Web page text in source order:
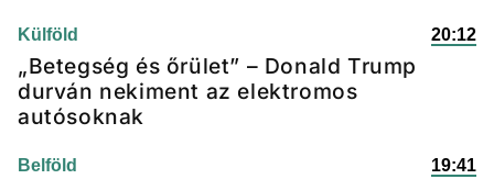
Külföld 20:12
„Betegség és őrület” – Donald Trump
durván nekiment az elektromos
autósoknak
Belföld 19:41